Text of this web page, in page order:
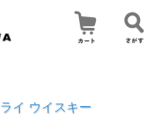
ライ ウイスキー